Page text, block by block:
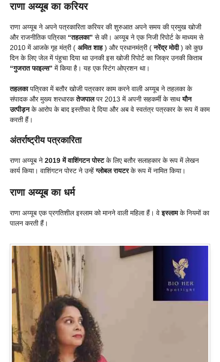
राणा अय्यूब का करियर
राणा अय्यूब ने अपने पत्रकारिता करियर की शुरुआत अपने समय की प्रमुख खोजी
और राजनीतिक पत्रिका “तहलका” से की। अय्यूब ने एक निजी रिपोर्ट के माध्यम से
2010 में आजके गृह मंत्री ( अमित शाह) और प्रधानमंत्री (नरेंद्र मोदी) को कुछ
दिन के लिए जेल में पंहुचा दिया था उनकी इस खोजी रिपोर्ट का जिक्र उनकी किताब
“गुजरात फाइल्स” में किया है। यह एक स्टिंग ओप्रशन था।
तहलकापत्रिका में बतौर खोजी पत्रकार काम करने वाली अय्यूब ने तहलका के
संपादक और मुख्य शरधारकतेजपालपर 2013 में अपनी सहकर्मी के साथयौन
उत्पीड़नके आरोप के बाद इस्तीफा दे दिया और अब वे स्वतंत्र पत्रकार के रूप में काम
करती हैं।
अंतर्राष्ट्रीय पत्रकारिता
राणा अय्यूब ने 2019 में वाशिंगटन पोस्टके लिए बतौर सलाहकार के रूप में लेखन
कार्य किया। वाशिंगटन पोस्ट ने उन्हेंग्लोबल रायटरके रूप में नामित किया।
राणा अय्यूब का धर्म
राणा अय्यूब एक प्रगतिशील इस्लाम को मानने वाली महिला हैं। वेइस्लामके नियमों का
पालन करती हैं।